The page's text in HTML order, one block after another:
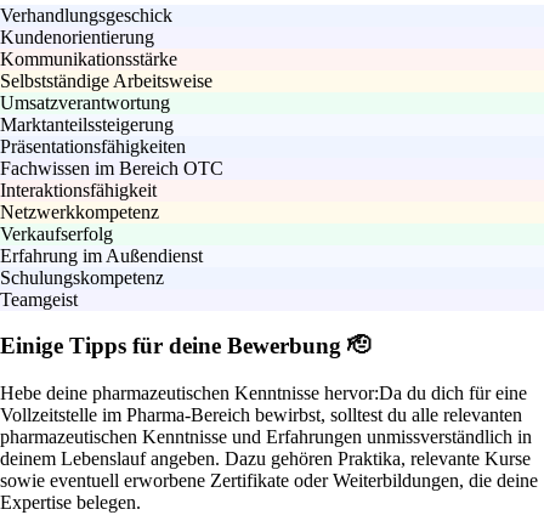
Verhandlungsgeschick
Kundenorientierung
Kommunikationsstärke
Selbstständige Arbeitsweise
Umsatzverantwortung
Marktanteilssteigerung
Präsentationsfähigkeiten
Fachwissen im Bereich OTC
Interaktionsfähigkeit
Netzwerkkompetenz
Verkaufserfolg
Erfahrung im Außendienst
Schulungskompetenz
Teamgeist
Einige Tipps für deine Bewerbung 🫡
Hebe deine pharmazeutischen Kenntnisse hervor:Da du dich für eine
Vollzeitstelle im Pharma-Bereich bewirbst, solltest du alle relevanten
pharmazeutischen Kenntnisse und Erfahrungen unmissverständlich in
deinem Lebenslauf angeben. Dazu gehören Praktika, relevante Kurse
sowie eventuell erworbene Zertifikate oder Weiterbildungen, die deine
Expertise belegen.